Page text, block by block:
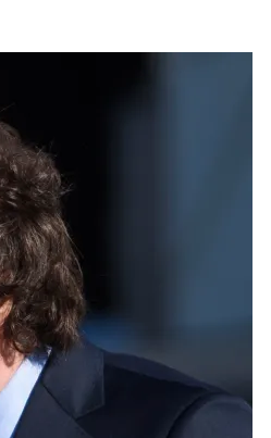
expresó el
desmantelar los
continúa dando